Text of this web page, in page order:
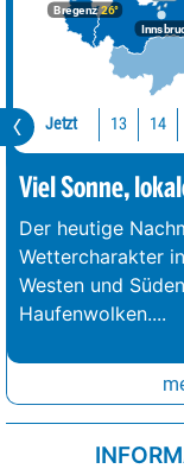
Bregenz26°
Jetzt 13 14
Viel Sonne,
Der heutige
Wettercharakter
Westen und
Haufenwolken....